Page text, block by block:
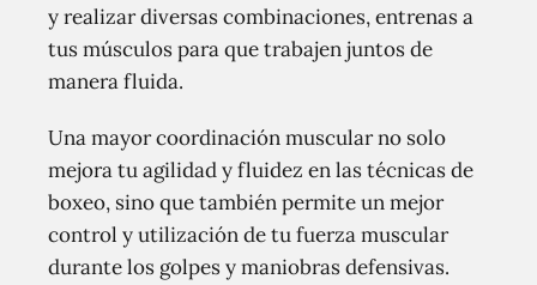
y realizar diversas combinaciones, entrenas a
tus músculos para que trabajen juntos de
manera fluida.
Una mayor coordinación muscular no solo
mejora tu agilidad y fluidez en las técnicas de
boxeo, sino que también permite un mejor
control y utilización de tu fuerza muscular
durante los golpes y maniobras defensivas.